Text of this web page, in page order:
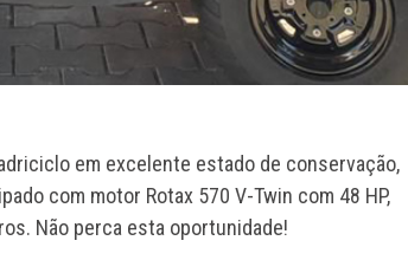
em excelente estado de conservação,
com motor Rotax 570 V-Twin com 48 HP,
Não perca esta oportunidade!